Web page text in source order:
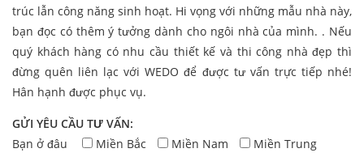
trúc lẫn công năng sinh hoạt. Hi vọng với những mẫu nhà này,
bạn đọc có thêm ý tưởng dành cho ngôi nhà của mình. . Nếu
quý khách hàng có nhu cầu thiết kế và thi công nhà đẹp thì
đừng quên liên lạc với WEDO để được tư vấn trực tiếp nhé!
Hân hạnh được phục vụ.
GỬI YÊU CẦU TƯ VẤN:
Bạn ở đâu
Miền Bắc Miền Nam Miền Trung